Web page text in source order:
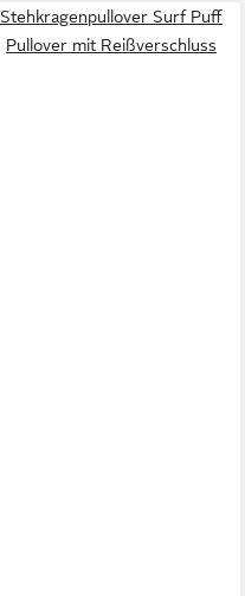
Stehkragenpullover Surf Puff
Pullover mit Reißverschluss